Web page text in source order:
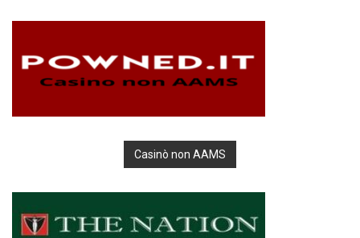
Casinò non AAMS